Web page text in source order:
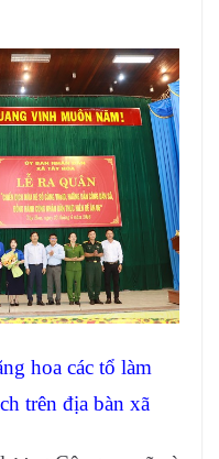
hoa các tổ làm
trên địa bàn xã